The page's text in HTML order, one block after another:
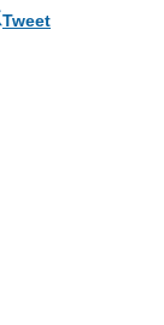
Tweet